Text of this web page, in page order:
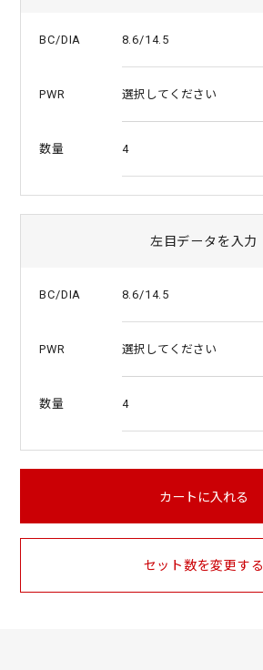
n
BC/DIA 8.6/14.5
PWR
数量 4
左目データを入力
BC/DIA 8.6/14.5
PWR
数量 4
カートに入れる
セット数を変更する